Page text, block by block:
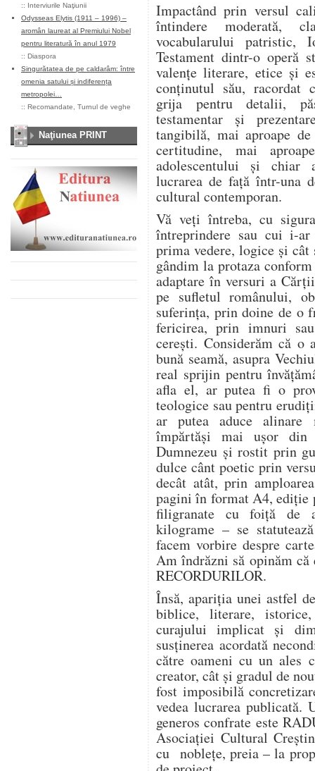
:: Interviurile Naţiunii
Odysseas Elytis (1911 – 1996) –
aromân laureat al Premiului Nobel
pentru literatură în anul 1979
:: Diaspora
Singurătatea de pe caldarâm: între
omenia satului și indiferența
metropolei…
:: Recomandate Turnul de veghe
Naţiunea PRINT
Impactând prin versul
întindere moderată,
vocabularului patristic,
Testament dintr-o operă
valențe literare, etice și
conținutul său, racordat
grija pentru detalii,
testamentar și
tangibilă, mai aproape
certitudine, mai
adolescentului și chiar
lucrarea de față într-una
cultural contemporan.
Vă veți întreba, cu
întreprindere sau cui i-
prima vedere, logice și cât
gândim la protaza
adaptare în versuri a
pe sufletul românului,
suferința, prin doine de o
fericirea, prin imnuri
cerești. Considerăm că o
bună seamă, asupra
real sprijin pentru
afla el, ar putea fi o
teologice sau pentru
ar putea aduce
împărtăși mai ușor din
Dumnezeu și rostit prin
dulce cânt poetic prin
decât atât, prin
pagini în format A4, ediție
filigranate cu foiță de
kilograme – se
facem vorbire despre
Am îndrăzni să opinăm că
RECORDURILOR.
Însă, apariția unei astfel
biblice, literare,
curajului implicat și
susținerea acordată
către oameni cu un ales
creator, cât și gradul de
fost imposibilă
vedea lucrarea publicată.
generos confrate este
Asociației Cultural
cu noblețe, preia – la